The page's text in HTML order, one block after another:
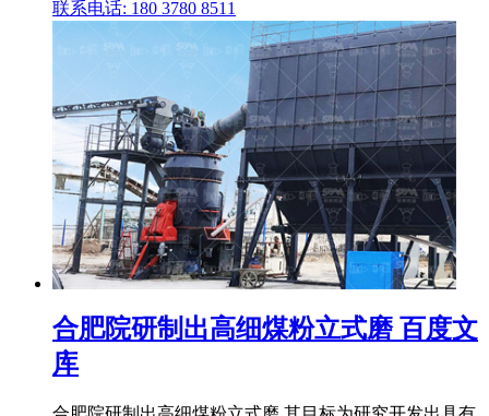
联系电话: 180 3780 8511
合肥院研制出高细煤粉立式磨 百度文
库